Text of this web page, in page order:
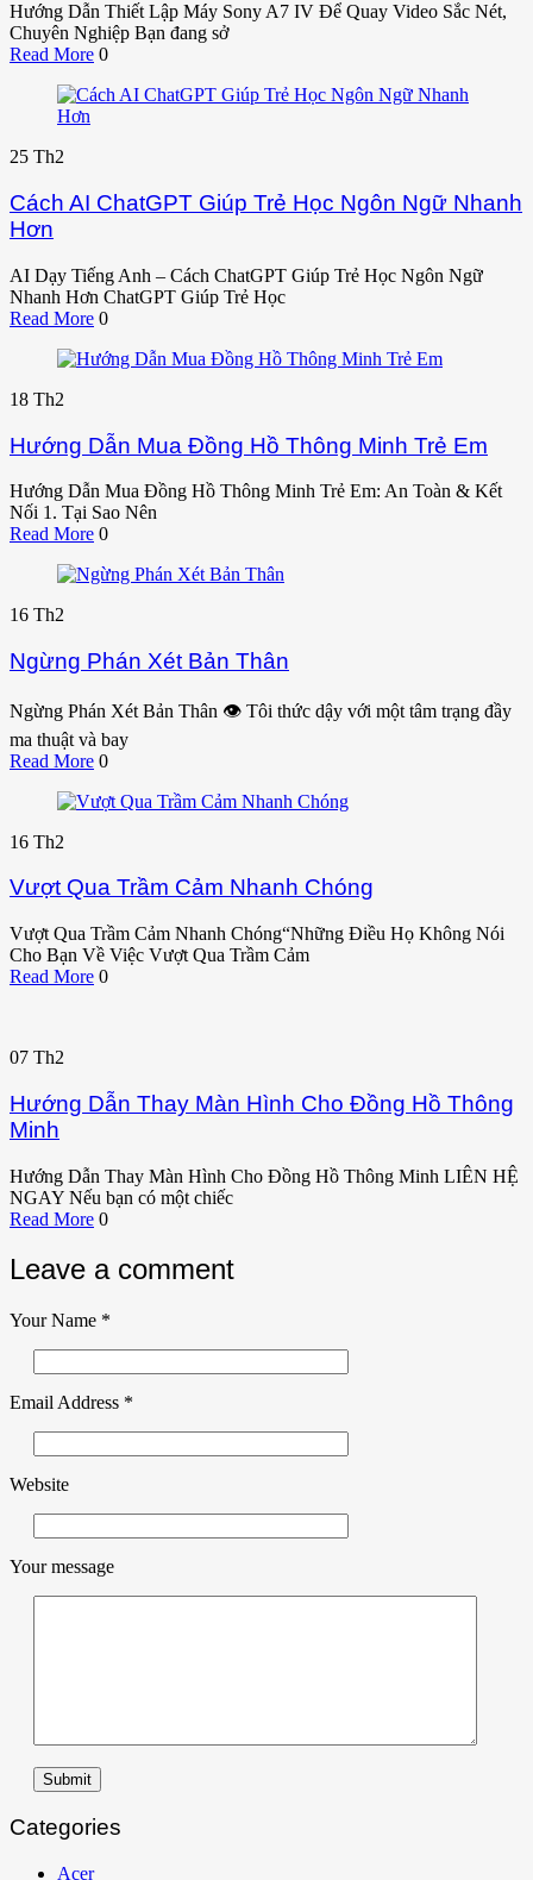
Hướng Dẫn Thiết Lập Máy Sony A7 IV Để Quay Video Sắc Nét,
Chuyên Nghiệp Bạn đang sở
Read More 0
25 Th2
Cách AI ChatGPT Giúp Trẻ Học Ngôn Ngữ Nhanh
Hơn
AI Dạy Tiếng Anh – Cách ChatGPT Giúp Trẻ Học Ngôn Ngữ
Nhanh Hơn ChatGPT Giúp Trẻ Học
Read More 0
18 Th2
Hướng Dẫn Mua Đồng Hồ Thông Minh Trẻ Em
Hướng Dẫn Mua Đồng Hồ Thông Minh Trẻ Em: An Toàn & Kết
Nối 1. Tại Sao Nên
Read More 0
16 Th2
Ngừng Phán Xét Bản Thân
Ngừng Phán Xét Bản Thân 👁️ Tôi thức dậy với một tâm trạng đầy
ma thuật và bay
Read More 0
16 Th2
Vượt Qua Trầm Cảm Nhanh Chóng
Vượt Qua Trầm Cảm Nhanh Chóng“Những Điều Họ Không Nói
Cho Bạn Về Việc Vượt Qua Trầm Cảm
Read More 0
07 Th2
Hướng Dẫn Thay Màn Hình Cho Đồng Hồ Thông
Minh
Hướng Dẫn Thay Màn Hình Cho Đồng Hồ Thông Minh LIÊN HỆ
NGAY Nếu bạn có một chiếc
Read More 0
Leave a comment
Your Name *
Email Address *
Website
Your message
Submit
Categories
Acer